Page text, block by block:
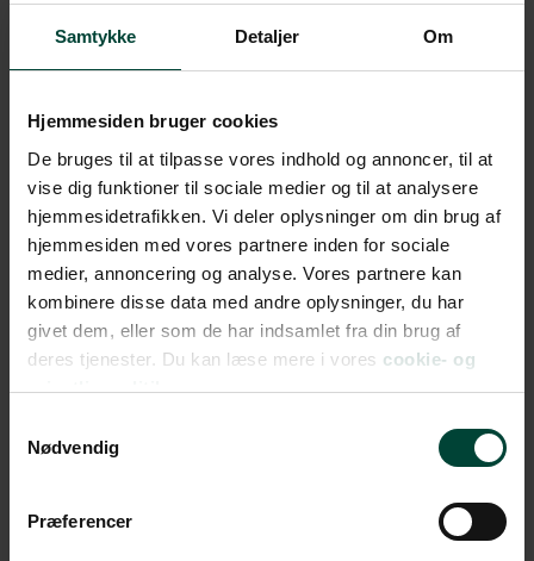
Samtykke Detaljer Om
Hjemmesiden bruger cookies
De bruges til at tilpasse vores indhold og annoncer, til at
vise dig funktioner til sociale medier og til at analysere
hjemmesidetrafikken. Vi deler oplysninger om din brug af
hjemmesiden med vores partnere inden for sociale
medier, annoncering og analyse. Vores partnere kan
kombinere disse data med andre oplysninger, du har
givet dem, eller som de har indsamlet fra din brug af
deres tjenester. Du kan læse mere i vores cookie- og
privatlivspolitik.
Nødvendig
Præferencer
kulturhistorie &
tropeparadis
27
2027
Java & Bali -